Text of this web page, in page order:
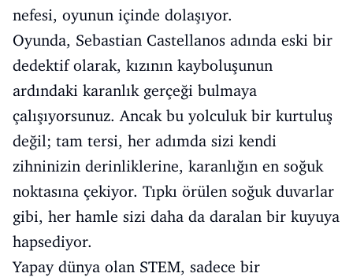
nefesi, oyunun içinde dolaşıyor.
Oyunda, Sebastian Castellanos adında eski bir
dedektif olarak, kızının kayboluşunun
ardındaki karanlık gerçeği bulmaya
çalışıyorsunuz. Ancak bu yolculuk bir kurtuluş
değil; tam tersi, her adımda sizi kendi
zihninizin derinliklerine, karanlığın en soğuk
noktasına çekiyor. Tıpkı örülen soğuk duvarlar
gibi, her hamle sizi daha da daralan bir kuyuya
hapsediyor.
Yapay dünya olan STEM, sadece bir